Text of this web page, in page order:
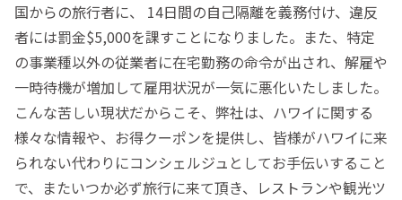
国からの旅行者に、 14日間の自己隔離を義務付け、違反
者には罰金$5,000を課すことになりました。また、特定
の事業種以外の従業者に在宅勤務の命令が出され、解雇や
一時待機が増加して雇用状況が一気に悪化いたしました。
こんな苦しい現状だからこそ、弊社は、ハワイに関する
様々な情報や、お得クーポンを提供し、皆様がハワイに来
られない代わりにコンシェルジュとしてお手伝いすること
で、またいつか必ず旅行に来て頂き、レストランや観光ツ